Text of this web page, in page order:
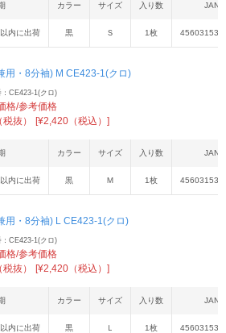
カラー サイズ 入り数 JAN
内に出荷 黒 Ｓ 1枚
用・8分袖) M CE423-1(クロ)
：CE423-1(クロ)
格/参考価格
（税抜） [¥2,420（税込）]
カラー サイズ 入り数 JAN
内に出荷 黒 Ｍ 1枚
用・8分袖) L CE423-1(クロ)
：CE423-1(クロ)
格/参考価格
（税抜） [¥2,420（税込）]
カラー サイズ 入り数 JAN
内に出荷 黒 Ｌ 1枚